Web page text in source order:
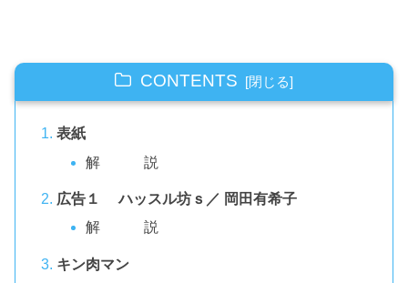
CONTENTS
表紙
解 説
広告１ ハッスル坊ｓ／ 岡田有希子
解 説
キン肉マン